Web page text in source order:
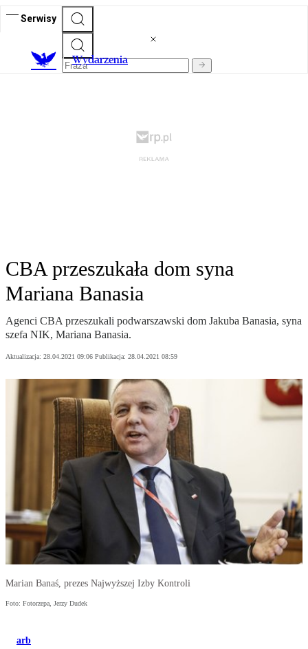
Serwisy
Wydarzenia
CBA przeszukała dom syna
Mariana Banasia
Agenci CBA przeszukali podwarszawski dom Jakuba Banasia, syna
szefa NIK, Mariana Banasia.
Aktualizacja: 28.04.2021 09:06 Publikacja: 28.04.2021 08:59
Marian Banaś, prezes Najwyższej Izby Kontroli
Foto: Fotorzepa, Jerzy Dudek
arb